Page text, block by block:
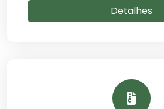
Detalhes